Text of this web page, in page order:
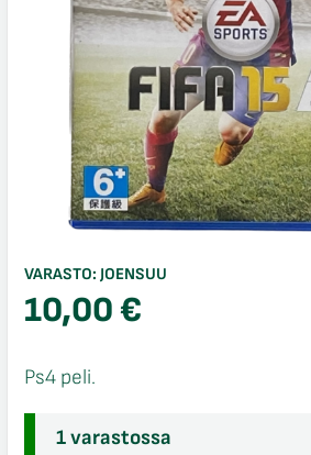
VARASTO: JOENSUU
10,00€
Ps4 peli.
1 varastossa